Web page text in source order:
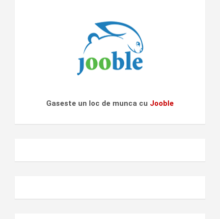
Gaseste un loc de munca cu Jooble